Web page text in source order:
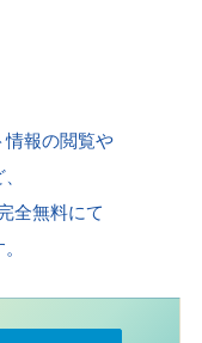
情報の閲覧や
全無料にて